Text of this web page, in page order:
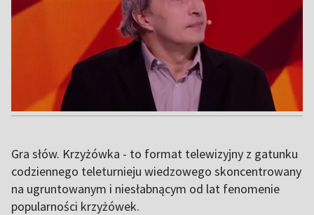
Gra słów. Krzyżówka - to format telewizyjny z gatunku
codziennego teleturnieju wiedzowego skoncentrowany
na ugruntowanym i niesłabnącym od lat fenomenie
popularności krzyżówek.